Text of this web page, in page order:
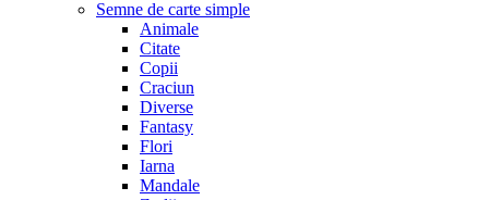
Semne de carte simple
Animale
Citate
Copii
Craciun
Diverse
Fantasy
Flori
Iarna
Mandale